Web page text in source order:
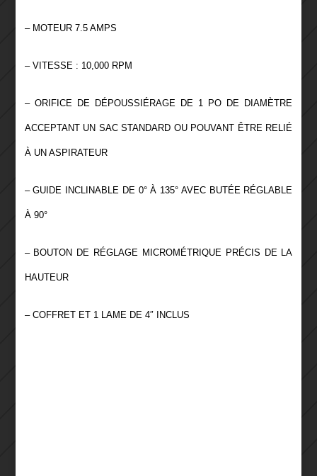
– MOTEUR 7.5 AMPS
– VITESSE : 10,000 RPM
– ORIFICE DE DÉPOUSSIÉRAGE DE 1 PO DE DIAMÈTRE
ACCEPTANT UN SAC STANDARD OU POUVANT ÊTRE RELIÉ
À UN ASPIRATEUR
– GUIDE INCLINABLE DE 0° À 135° AVEC BUTÉE RÉGLABLE
À 90°
– BOUTON DE RÉGLAGE MICROMÉTRIQUE PRÉCIS DE LA
HAUTEUR
– COFFRET ET 1 LAME DE 4″ INCLUS